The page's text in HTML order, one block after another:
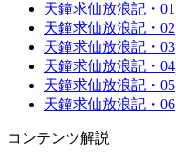
天鐘求仙放浪記・01
天鐘求仙放浪記・02
天鐘求仙放浪記・03
天鐘求仙放浪記・04
天鐘求仙放浪記・05
天鐘求仙放浪記・06
コンテンツ解説